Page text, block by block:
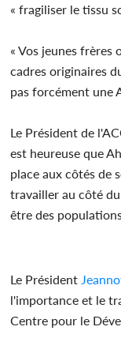
« fragiliser le tissu
« Vos jeunes frères
cadres originaires
pas forcément une
Le Président de
est heureuse que
place aux côtés de
travailler au côté
être des
Le Président
l'importance et le
Centre pour le